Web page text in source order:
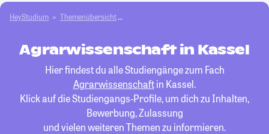
HeyStudium Themenübersicht
Agrarwissenschaft in Kassel
Hier findest du alle Studiengänge zum Fach
Agrarwissenschaftin Kassel.
Klick auf die Studiengangs-Profile, um dich zu Inhalten,
Bewerbung, Zulassung
und vielen weiteren Themen zu informieren.